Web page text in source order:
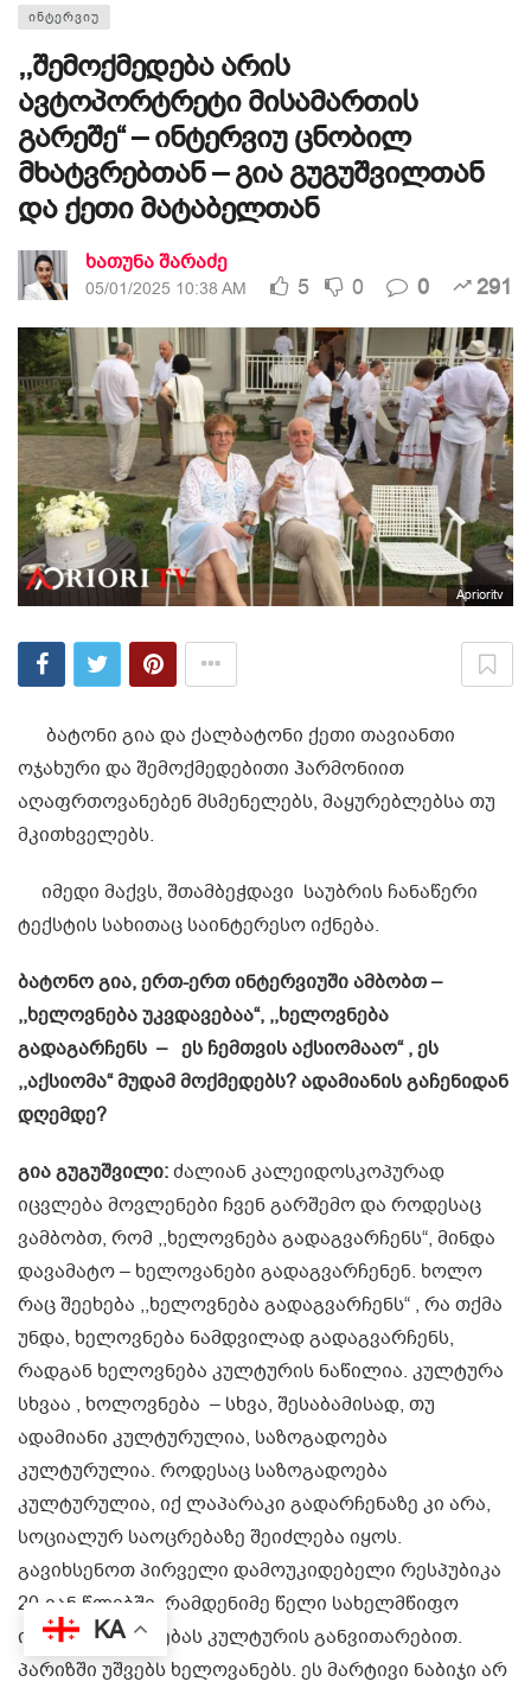
ᲘᲜᲢᲔᲠᲕᲘᲣ
,,შემოქმედება არის
ავტოპორტრეტი მისამართის
გარეშე“ – ინტერვიუ ცნობილ
მხატვრებთან – გია გუგუშვილთან
და ქეთი მატაბელთან
ხათუნა შარაძე
05/01/2025 10:38 AM 5 0 0 291
Aprioritv
ბატონი გია და ქალბატონი ქეთი თავიანთი
ოჯახური და შემოქმედებითი ჰარმონიით
აღაფრთოვანებენ მსმენელებს, მაყურებლებსა თუ
მკითხველებს.
იმედი მაქვს, შთამბეჭდავი საუბრის ჩანაწერი
ტექსტის სახითაც საინტერესო იქნება.
ბატონო გია, ერთ-ერთ ინტერვიუში ამბობთ –
,,ხელოვნება უკვდავებაა“, ,,ხელოვნება
გადაგარჩენს – ეს ჩემთვის აქსიომააო“ , ეს
,,აქსიომა“ მუდამ მოქმედებს? ადამიანის გაჩენიდან
დღემდე?
გია გუგუშვილი:ძალიან კალეიდოსკოპურად
იცვლება მოვლენები ჩვენ გარშემო და როდესაც
ვამბობთ, რომ ,,ხელოვნება გადაგვარჩენს“, მინდა
დავამატო – ხელოვანები გადაგვარჩენენ. ხოლო
რაც შეეხება ,,ხელოვნება გადაგვარჩენს“ , რა თქმა
უნდა, ხელოვნება ნამდვილად გადაგვარჩენს,
რადგან ხელოვნება კულტურის ნაწილია. კულტურა
სხვაა , ხოლოვნება – სხვა, შესაბამისად, თუ
ადამიანი კულტურულია, საზოგადოება
კულტურულია. როდესაც საზოგადოება
კულტურულია, იქ ლაპარაკი გადარჩენაზე კი არა,
სოციალურ საოცრებაზე შეიძლება იყოს.
გავიხსენოთ პირველი დამოუკიდებელი რესპუბიკა
20-იან წლებში, რამდენიმე წელი სახელმწიფო
იწყებს აზროვნებას კულტურის განვითარებით.
პარიზში უშვებს ხელოვანებს. ეს მარტივი ნაბიჯი არ
KA